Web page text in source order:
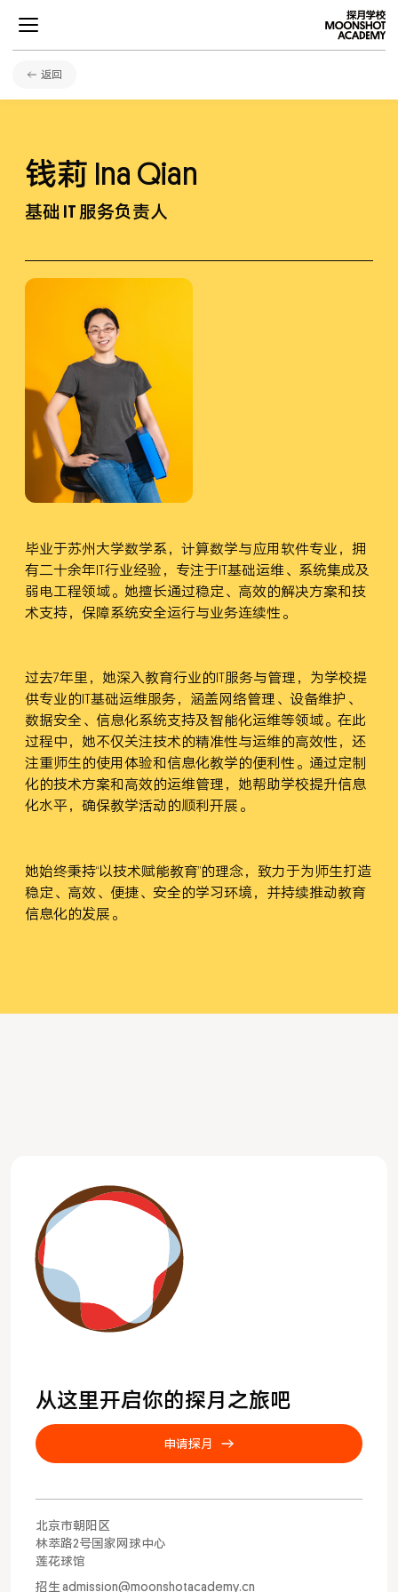
项目
学术
发展
社区生活
关于探月
招生
小学及初中
返回
钱莉 Ina Qian
基础 IT 服务负责人
毕业于苏州大学数学系，计算数学与应用软件专业，拥
有二十余年IT行业经验，专注于IT基础运维、系统集成及
弱电工程领域。她擅长通过稳定、高效的解决方案和技
术支持，保障系统安全运行与业务连续性。
过去7年里，她深入教育行业的IT服务与管理，为学校提
供专业的IT基础运维服务，涵盖网络管理、设备维护、
数据安全、信息化系统支持及智能化运维等领域。在此
过程中，她不仅关注技术的精准性与运维的高效性，还
注重师生的使用体验和信息化教学的便利性。通过定制
化的技术方案和高效的运维管理，她帮助学校提升信息
化水平，确保教学活动的顺利开展。
她始终秉持“以技术赋能教育”的理念，致力于为师生打造
稳定、高效、便捷、安全的学习环境，并持续推动教育
信息化的发展。
从这里开启你的探月之旅吧
申请探月
北京市朝阳区
林萃路2号国家网球中心
莲花球馆
招生 admission@moonshotacademy.cn